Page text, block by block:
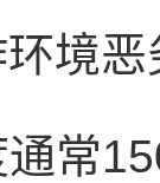
境恶
通常